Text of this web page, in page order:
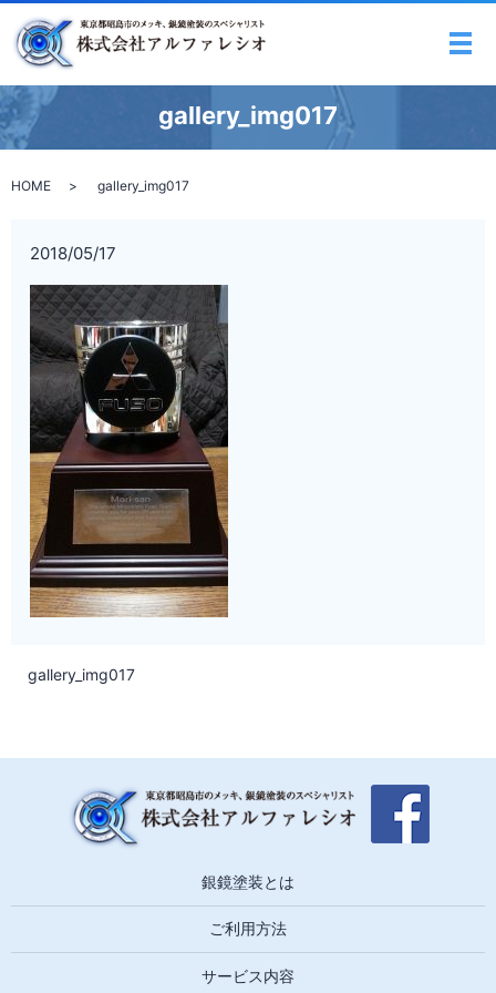
メ
gallery_img017
HOME gallery_img017
2018/05/17
gallery_img017
銀鏡塗装とは
ご利用方法
サービス内容